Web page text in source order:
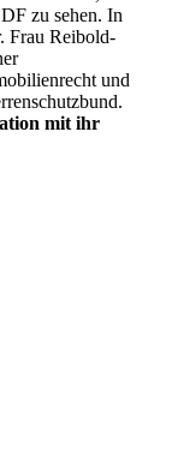
zu sehen. In
Frau Reibold-
und
mit ihr